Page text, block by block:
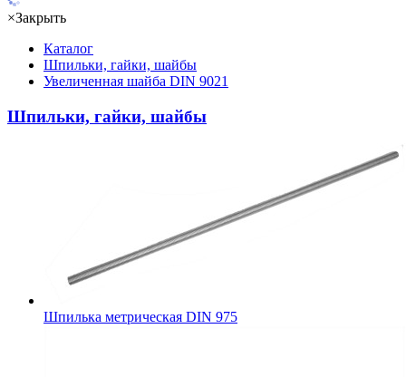
×Закрыть
Каталог
Шпильки, гайки, шайбы
Увеличенная шайба DIN 9021
Шпильки, гайки, шайбы
Шпилька метрическая DIN 975